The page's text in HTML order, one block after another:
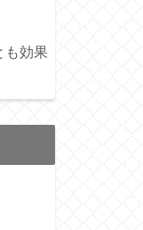
も効果